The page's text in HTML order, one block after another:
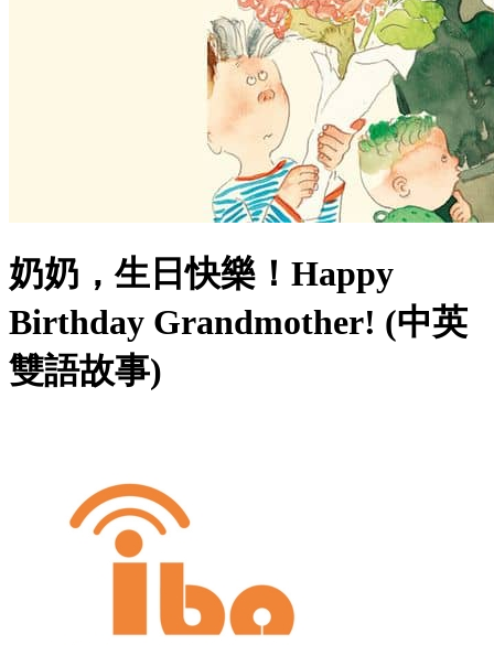
奶奶，生日快樂！Happy
Birthday Grandmother! (中英
雙語故事)